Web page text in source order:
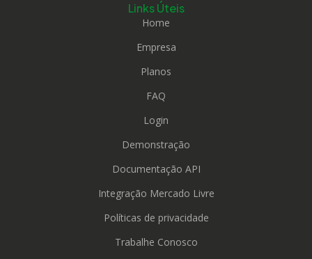
Links Úteis
Home
Empresa
Planos
FAQ
Login
Demonstração
Documentação API
Integração Mercado Livre
Políticas de privacidade
Trabalhe Conosco